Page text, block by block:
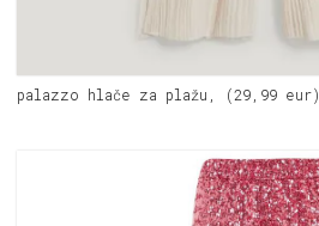
palazzo hlače za plažu, (29,99 eur)